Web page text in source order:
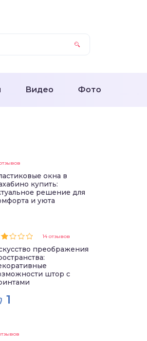
Видео Фото
окна в
купить:
решение для
и уюта
14 отзывов
преображения
штор с
1